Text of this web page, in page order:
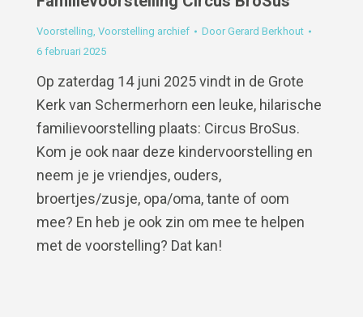
Voorstelling, Voorstelling archief DoorGerard Berkhout
6 februari 2025
Op zaterdag 14 juni 2025 vindt in de Grote
Kerk van Schermerhorn een leuke, hilarische
familievoorstelling plaats: Circus BroSus.
Kom je ook naar deze kindervoorstelling en
neem je je vriendjes, ouders,
broertjes/zusje, opa/oma, tante of oom
mee? En heb je ook zin om mee te helpen
met de voorstelling? Dat kan!